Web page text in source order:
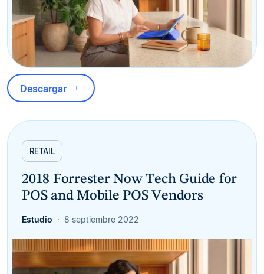
Descargar
RETAIL
2018 Forrester Now Tech Guide for
POS and Mobile POS Vendors
Estudio 8 septiembre 2022